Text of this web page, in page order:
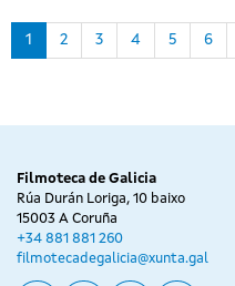
1 2 3 4 5 6
Filmoteca de Galicia
Rúa Durán Loriga, 10 baixo
15003 A Coruña
+34 881 881 260
filmotecadegalicia@xunta.gal